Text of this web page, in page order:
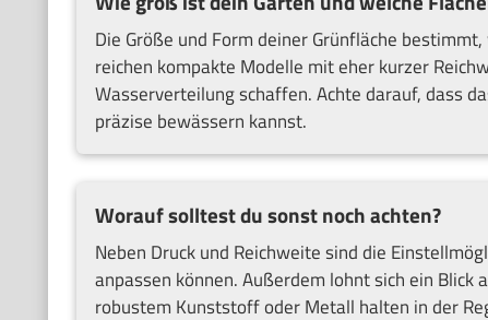
Die Größe und Form deiner Grünfläche
reichen kompakte Modelle mit eher kurzer
Wasserverteilung schaffen. Achte darauf, dass
präzise bewässern kannst.
Worauf solltest du sonst noch achten?
Neben Druck und Reichweite sind die
anpassen können. Außerdem lohnt sich ein
robustem Kunststoff oder Metall halten in der